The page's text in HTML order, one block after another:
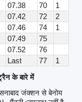
07.38 70
1
07.42 72
2
07.46 74
1
07.49
75
07.52
76
Last 77
1
के बारे में
जंक्शन से बेनोय